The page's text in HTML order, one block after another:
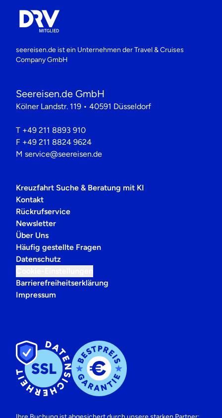
seereisen.de ist ein Unternehmen derTravel & Cruises
Company GmbH
Seereisen.de GmbH
Kölner Landstr. 119 • 40591 Düsseldorf
T +49 211 8893 910
F +49 211 8824 9624
M service@seereisen.de
Kreuzfahrt Suche & Beratung mit KI
Kontakt
Rückrufservice
Newsletter
Über Uns
Häufig gestellte Fragen
Datenschutz
Barrierefreiheitserklärung
Impressum